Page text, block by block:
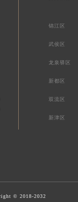
锦江区
武侯区
龙泉驿区
新都区
双流区
新津区
© 2018-2032